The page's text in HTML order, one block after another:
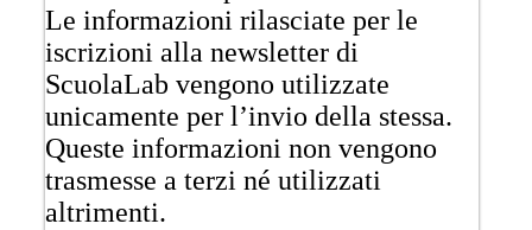
Le informazioni rilasciate per le
iscrizioni alla newsletter di
ScuolaLab vengono utilizzate
unicamente per l’invio della stessa.
Queste informazioni non vengono
trasmesse a terzi né utilizzati
altrimenti.